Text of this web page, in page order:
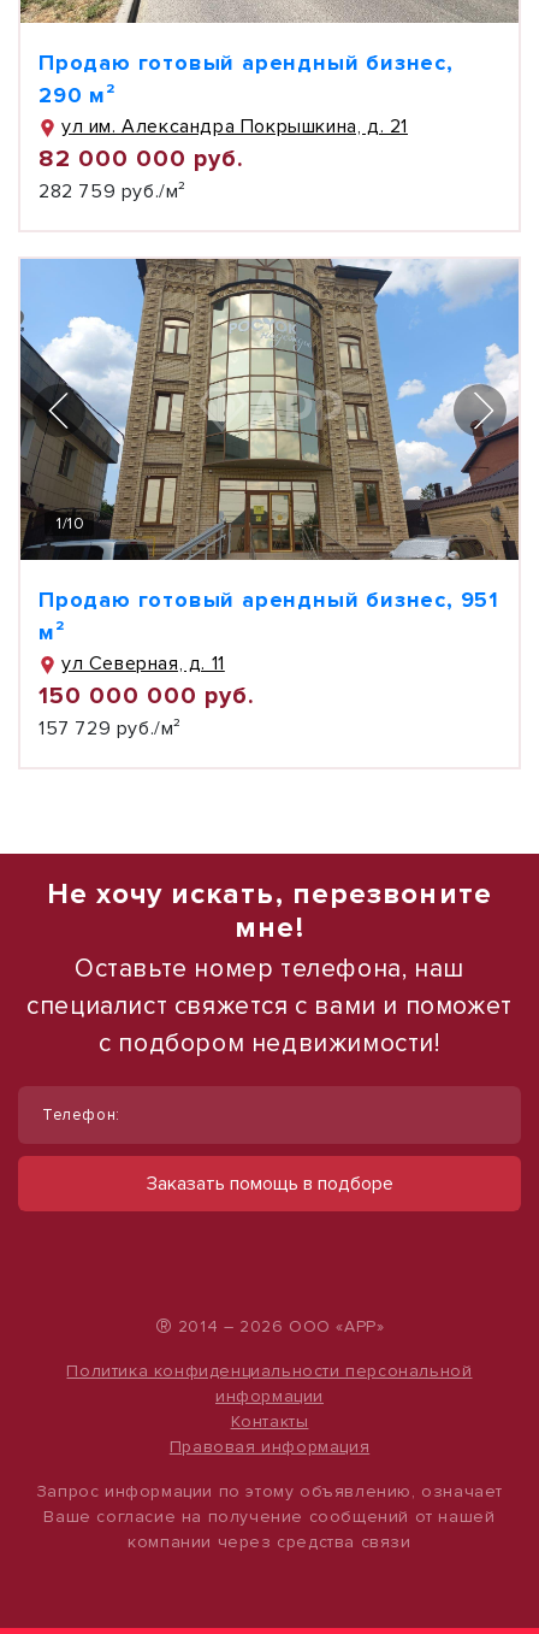
Продаю готовый арендный бизнес,
290 м²
ул им. Александра Покрышкина, д. 21
82 000 000 руб.
282 759 руб./м²
1/10
Продаю готовый арендный бизнес, 951
м²
ул Северная, д. 11
150 000 000 руб.
157 729 руб./м²
Не хочу искать, перезвоните
мне!
Оставьте номер телефона, наш
специалист свяжется с вами и поможет
с подбором недвижимости!
Телефон:
Заказать помощь в подборе
® 2014 – 2026 ООО «АРР»
Политика конфиденциальности персональной
информации
Контакты
Правовая информация
Запрос информации по этому объявлению, означает
Ваше согласие на получение сообщений от нашей
компании через средства связи